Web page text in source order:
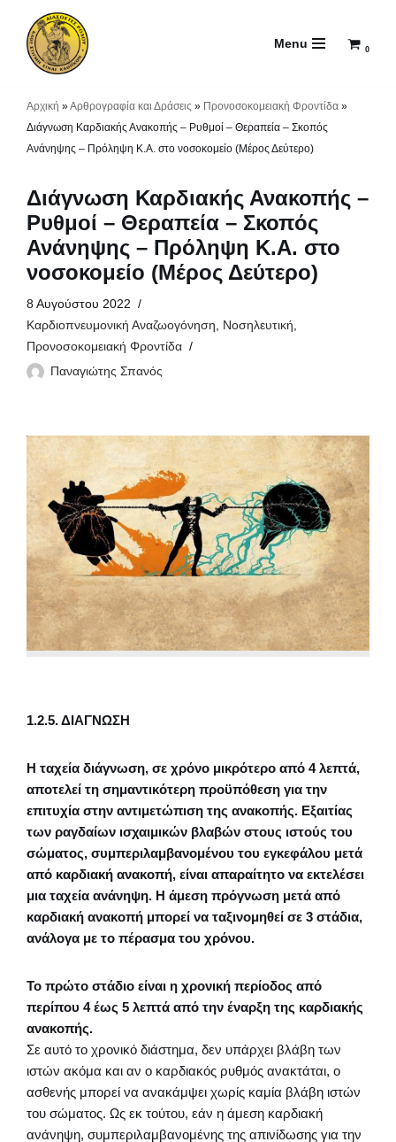
Μεταπηδήστε
Menu 0
Αρχική »Αρθρογραφία και Δράσεις » Προνοσοκομειακή Φροντίδα »
Διάγνωση Καρδιακής Ανακοπής – Ρυθμοί – Θεραπεία – Σκοπός
Ανάνηψης – Πρόληψη Κ.Α. στο νοσοκομείο (Μέρος Δεύτερο)
Διάγνωση Καρδιακής Ανακοπής –
Ρυθμοί – Θεραπεία – Σκοπός
Ανάνηψης – Πρόληψη Κ.Α. στο
νοσοκομείο (Μέρος Δεύτερο)
8 Αυγούστου 2022
Καρδιοπνευμονική Αναζωογόνηση, Νοσηλευτική,
Προνοσοκομειακή Φροντίδα
Παναγιώτης Σπανός
1.2.5. ΔΙΑΓΝΩΣΗ
Η ταχεία διάγνωση, σε χρόνο μικρότερο από 4 λεπτά,
αποτελεί τη σημαντικότερη προϋπόθεση για την
επιτυχία στην αντιμετώπιση της ανακοπής. Εξαιτίας
των ραγδαίων ισχαιμικών βλαβών στους ιστούς του
σώματος, συμπεριλαμβανομένου του εγκεφάλου μετά
από καρδιακή ανακοπή, είναι απαραίτητο να εκτελέσει
μια ταχεία ανάνηψη. Η άμεση πρόγνωση μετά από
καρδιακή ανακοπή μπορεί να ταξινομηθεί σε 3 στάδια,
ανάλογα με το πέρασμα του χρόνου.
Το πρώτο στάδιο είναι η χρονική περίοδος από
περίπου 4 έως 5 λεπτά από την έναρξη της καρδιακής
ανακοπής.
Σε αυτό το χρονικό διάστημα, δεν υπάρχει βλάβη των
ιστών ακόμα και αν ο καρδιακός ρυθμός ανακτάται, ο
ασθενής μπορεί να ανακάμψει χωρίς καμία βλάβη ιστών
του σώματος. Ως εκ τούτου, εάν η άμεση καρδιακή
ανάνηψη, συμπεριλαμβανομένης της απινίδωσης για την